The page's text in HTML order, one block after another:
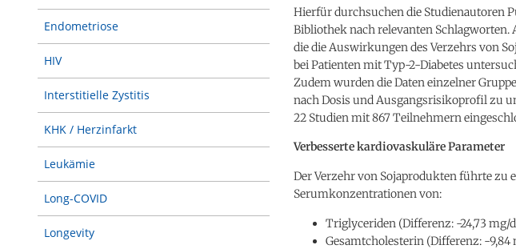
Endometriose
HIV
Interstitielle Zystitis
KHK / Herzinfarkt
Leukämie
Long-COVID
Longevity
Hierfür durchsuchen die Studienautoren
Bibliothek nach relevanten
die die Auswirkungen des Verzehrs von
bei Patienten mit Typ-2-Diabetes
Zudem wurden die Daten einzelner
nach Dosis und Ausgangsrisikoprofil zu
22 Studien mit 867 Teilnehmern
Verbesserte kardiovaskuläre Parameter
Der Verzehr von Sojaprodukten führte
Serumkonzentrationen von:
Triglyceriden (Differenz: -24,73 mg/
Gesamtcholesterin (Differenz: -9,84